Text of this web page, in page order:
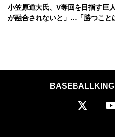
小笠原道大氏、V奪回を目指す巨
が融合されないと」…「勝つこと